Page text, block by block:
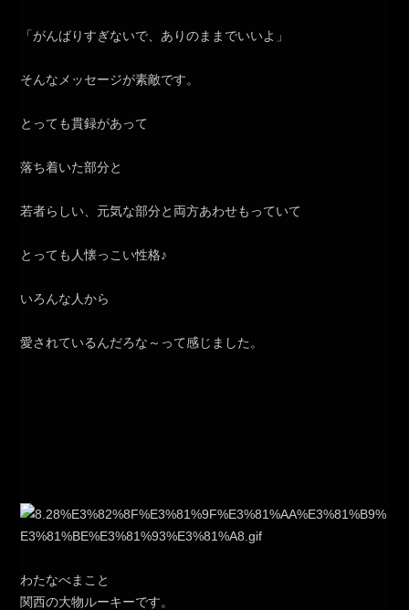
「がんばりすぎないで、ありのままでいいよ」
そんなメッセージが素敵です。
とっても貫録があって
落ち着いた部分と
若者らしい、元気な部分と両方あわせもっていて
とっても人懐っこい性格♪
いろんな人から
愛されているんだろな～って感じました。
わたなべまこと
関西の大物ルーキーです。